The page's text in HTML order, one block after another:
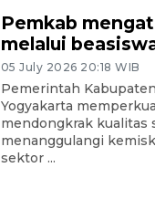
Pemkab
melalui
05 July 2026 20:18 WIB
Pemerintah
Yogyakarta
mendongkrak kualitas
menanggulangi
sektor ...